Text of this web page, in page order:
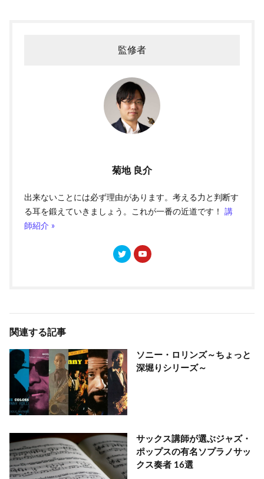
監修者
菊地 良介
出来ないことには必ず理由があります。考える力と判断す
る耳を鍛えていきましょう。これが一番の近道です！ 講
師紹介 »
関連する記事
ソニー・ロリンズ～ちょっと
深堀りシリーズ～
サックス講師が選ぶジャズ・
ポップスの有名ソプラノサッ
クス奏者 16選